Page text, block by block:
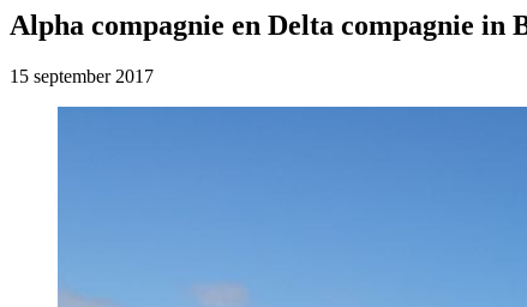
Alpha compagnie en Delta compagnie in
15 september 2017